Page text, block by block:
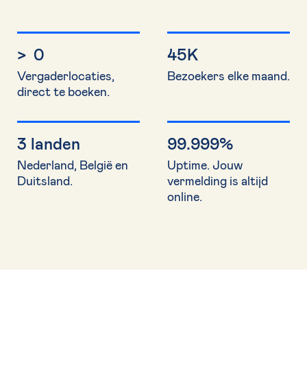
> 0
Vergaderlocaties,
direct te boeken.
45K
Bezoekers elke maand.
3 landen
Nederland, België en
Duitsland.
99.999%
Uptime. Jouw
vermelding is altijd
online.